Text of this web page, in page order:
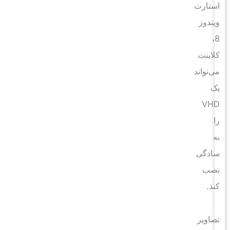
استارت
ویندوز
کلاینت
می‌تواند
VHD
سادگی
نصب
کند.
تصاویر